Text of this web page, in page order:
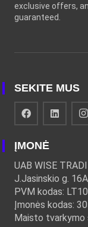
exclusive offers,
guaranteed.
SEKITE MUS
ĮMONĖ
UAB WISE
J.Jasinskio g.
PVM kodas:
Įmonės kodas:
Maisto tvarkymo